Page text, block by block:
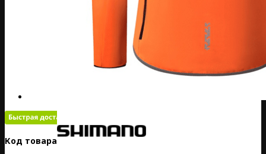
Код товара: